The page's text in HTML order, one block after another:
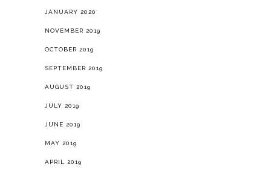
JANUARY 2020
NOVEMBER 2019
OCTOBER 2019
SEPTEMBER 2019
AUGUST 2019
JULY 2019
JUNE 2019
MAY 2019
APRIL 2019